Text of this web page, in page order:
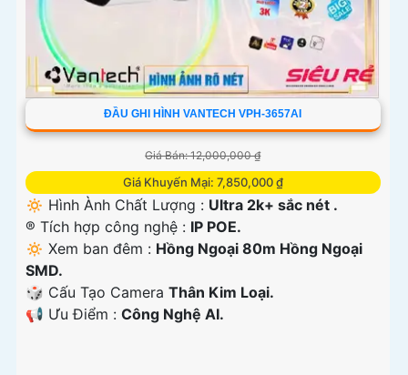
ĐẦU GHI HÌNH VANTECH VPH-3657AI
Giá Bán: 12,000,000 ₫
Giá Khuyến Mại: 7,850,000 ₫
🔅 Hình Ành Chất Lượng : Ultra 2k+ sắc nét .
®️ Tích hợp công nghệ : IP POE.
🔅 Xem ban đêm : Hồng Ngoại 80m Hồng Ngoại
SMD.
🎲 Cấu Tạo Camera Thân Kim Loại.
️📢 Ưu Điểm : Công Nghệ AI.